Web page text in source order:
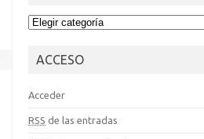
CATEGORIAS
ACCESO
Acceder
RSS de las entradas